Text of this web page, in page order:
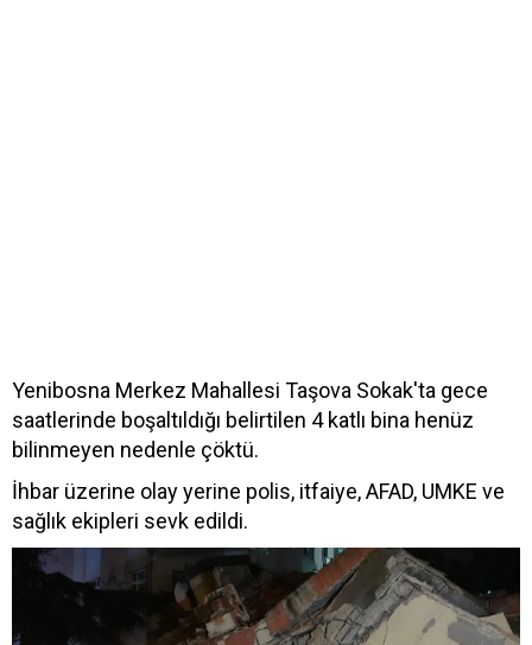
Yenibosna Merkez Mahallesi Taşova Sokak'ta gece
saatlerinde boşaltıldığı belirtilen 4 katlı bina henüz
bilinmeyen nedenle çöktü.
İhbar üzerine olay yerine polis, itfaiye, AFAD, UMKE ve
sağlık ekipleri sevk edildi.